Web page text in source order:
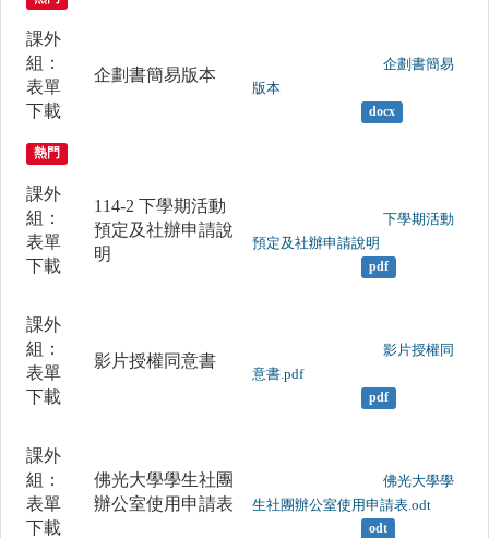
課外
組：
表單
下載
企劃書簡易版本
版本
docx
熱門
課外
組：
表單
下載
114-2 下學期活動
預定及社辦申請說
明
預定及社辦申請說明
pdf
課外
組：
表單
下載
影片授權同意書
意書.pdf
pdf
課外
組：
表單
下載
佛光大學學生社團
辦公室使用申請表
生社團辦公室使用申請表.odt
odt